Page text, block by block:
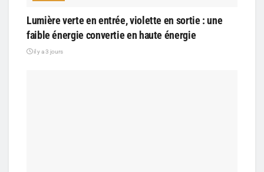
Lumière verte en entrée, violette en sortie : une
faible énergie convertie en haute énergie
il y a 3 jours